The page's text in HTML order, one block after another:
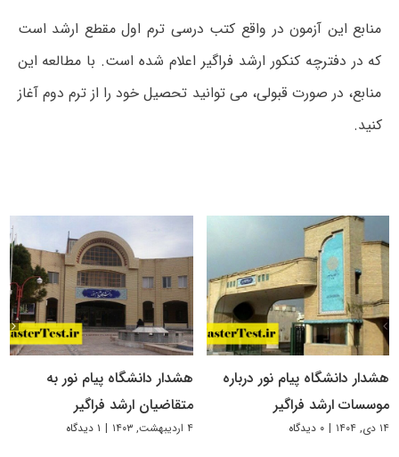
منابع این آزمون در واقع کتب درسی ترم اول مقطع ارشد است
که در دفترچه کنکور ارشد فراگیر اعلام شده است. با مطالعه این
منابع، در صورت قبولی، می توانید تحصیل خود را از ترم دوم آغاز
کنید.
هشدار دانشگاه پیام نور درباره
موسسات ارشد فراگیر
۱۴ دی, ۱۴۰۴ | ۰ دیدگاه
هشدار دانشگاه پیام نور به
متقاضیان ارشد فراگیر
۴ اردیبهشت, ۱۴۰۳ | ۱ دیدگاه